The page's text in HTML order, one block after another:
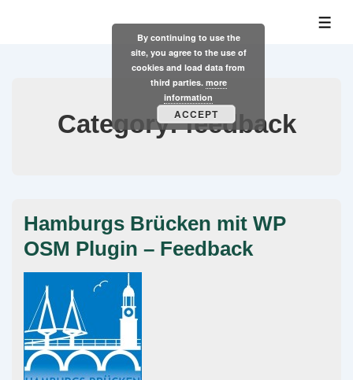
Category:feedback
Hamburgs Brücken mit WP
OSM Plugin – Feedback
By continuing to use the
site, you agree to the use of
cookies and load data from
third parties. more
information
ACCEPT